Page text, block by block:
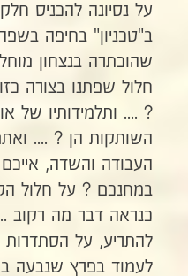
על נסיונה להכניס
ב"טכניון" בחיפה
שהוכתרה בנצחון
חלול שפתנו בצורה
? .... ותלמידותיו של
השותקות הן ? ....
העבודה והשדה,
במחנכם ? על חלול
כנראה דבר מה רקוב
להתריע, על הסתדרות
לעמוד בפרץ שנבעה